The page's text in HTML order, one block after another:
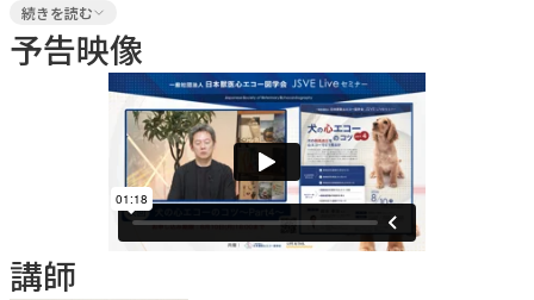
いう対照的な表現型を示します。しかし近年、心筋症は形態
だけで分類するものではなく、心筋機能の異常がさまざまな
形で現れる疾患群として理解されつつあります。本セミナー
では、猫のDCMの心エコー診断を中心に、HCMと同じ心筋
症の連続線上にある心筋症スペクトラムとしての視点を解説
こんな方にオススメ
続きを読む
予告映像
講師